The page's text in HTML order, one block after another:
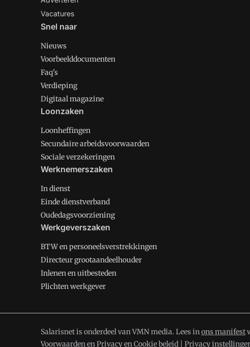
Vacatures
Snel naar
Nieuws
Voorbeelddocumenten
Faq's
Verdieping
Digitaal magazine
Loonzaken
Loonheffingen
Secundaire arbeidsvoorwaarden
Sociale verzekeringen
Werknemerszaken
In dienst
Einde dienstverband
Oudedagsvoorziening
Werkgeverszaken
BTW en personeelsverstrekkingen
Directeur grootaandeelhouder
Inlenen en uitbesteden
Plichten werkgever
Salarisnet is onderdeel van VMN media. Lees inons manifest
VoorwaardenenPrivacy en Cookie beleid Privacy